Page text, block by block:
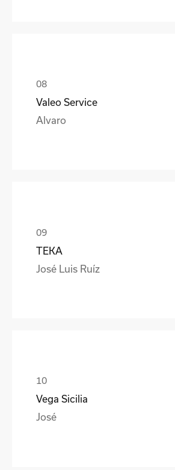
Valeo Service
Alvaro
TEKA
José Luis Ruíz
Vega Sicilia
José